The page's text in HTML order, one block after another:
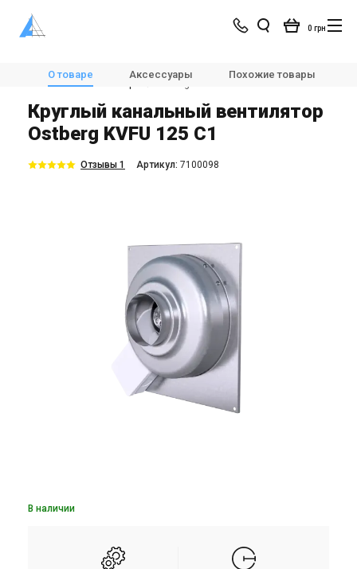
0 грн
Магазин Вентиляция
Вентиляторы
Канальные вентиляторы
Ostberg KVFU 125 C1
О товаре Аксессуары Похожие товары
Круглый канальный вентилятор
Ostberg KVFU 125 C1
Отзывы 1 Aртикул: 7100098
В наличии